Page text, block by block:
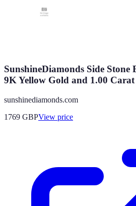
SunshineDiamonds Side Stone
9K Yellow Gold and 1.00
sunshinediamonds.com
1769 GBPView price